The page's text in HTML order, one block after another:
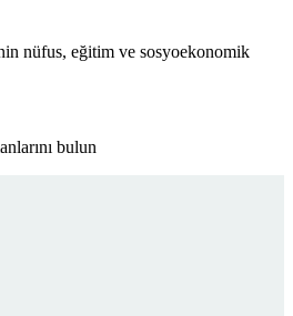
nüfus, eğitim ve sosyoekonomik
bulun